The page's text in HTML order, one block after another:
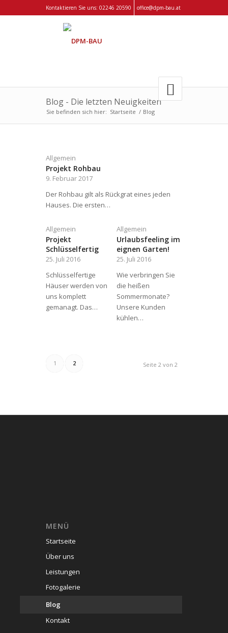
Kontaktieren Sie uns: 02246 20590 office@dpm-bau.at
Blog - Die letzten Neuigkeiten
Sie befinden sich hier: Startseite / Blog
Allgemein
Projekt Rohbau
9. Februar 2017
Der Rohbau gilt als Rückgrat eines jeden
Hauses. Die ersten…
Allgemein
Projekt
Schlüsselfertig
25. Juli 2016
Schlüsselfertige
Häuser werden von
uns komplett
gemanagt. Das…
Allgemein
Urlaubsfeeling im
eignen Garten!
25. Juli 2016
Wie verbringen Sie
die heißen
Sommermonate?
Unsere Kunden
kühlen…
Seite 2 von 2
1 2
MENÜ
Startseite
Über uns
Leistungen
Fotogalerie
Blog
Kontakt